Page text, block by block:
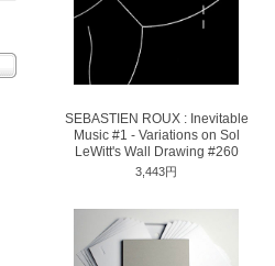
SEBASTIEN ROUX : Inevitable
Music #1 - Variations on Sol
LeWitt's Wall Drawing #260
3,443円